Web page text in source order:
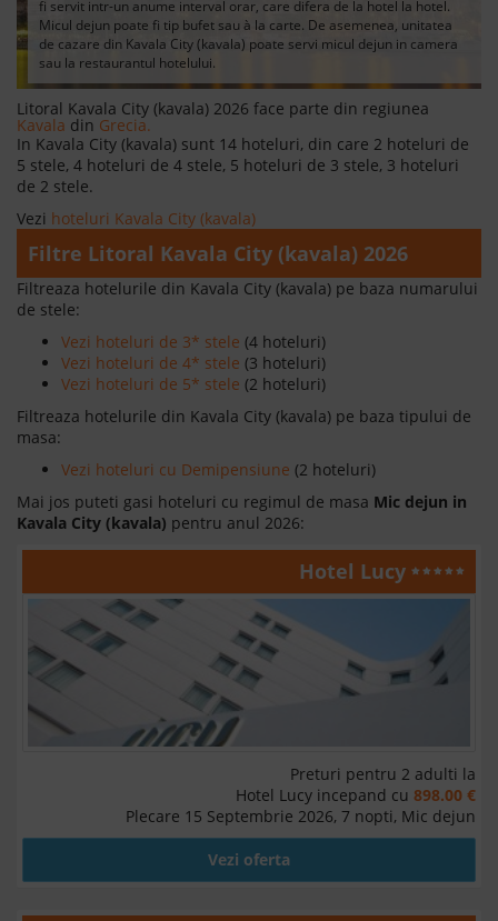
fi servit intr-un anume interval orar, care difera de la hotel la hotel.
Micul dejun poate fi tip bufet sau à la carte. De asemenea, unitatea
de cazare din Kavala City (kavala) poate servi micul dejun in camera
sau la restaurantul hotelului.
Litoral Kavala City (kavala) 2026 face parte din regiunea
Kavala din Grecia.
In Kavala City (kavala) sunt 14 hoteluri, din care 2 hoteluri de
5 stele, 4 hoteluri de 4 stele, 5 hoteluri de 3 stele, 3 hoteluri
de 2 stele.
Vezi hoteluri Kavala City (kavala)
Filtre Litoral Kavala City (kavala) 2026
Filtreaza hotelurile din Kavala City (kavala) pe baza numarului
de stele:
Vezi hoteluri de 3* stele (4 hoteluri)
Vezi hoteluri de 4* stele (3 hoteluri)
Vezi hoteluri de 5* stele (2 hoteluri)
Filtreaza hotelurile din Kavala City (kavala) pe baza tipului de
masa:
Vezi hoteluri cu Demipensiune (2 hoteluri)
Mai jos puteti gasi hoteluri cu regimul de masa Mic dejun in
Kavala City (kavala) pentru anul 2026:
Hotel Lucy
Preturi pentru 2 adulti la
Hotel Lucy incepand cu 898.00 €
Plecare 15 Septembrie 2026, 7 nopti, Mic dejun
Vezi oferta